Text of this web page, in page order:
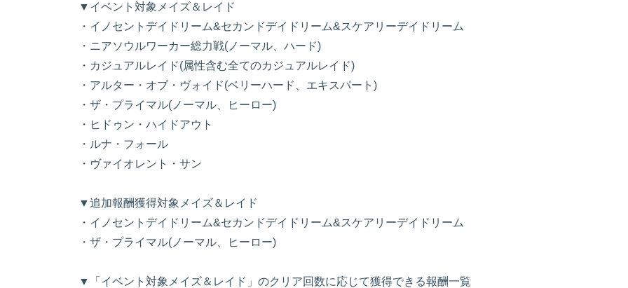
▼イベント対象メイズ＆レイド
・イノセントデイドリーム&セカンドデイドリーム&スケアリーデイドリーム
・ニアソウルワーカー総力戦(ノーマル、ハード)
・カジュアルレイド(属性含む全てのカジュアルレイド)
・アルター・オブ・ヴォイド(ベリーハード、エキスパート)
・ザ・プライマル(ノーマル、ヒーロー)
・ヒドゥン・ハイドアウト
・ルナ・フォール
・ヴァイオレント・サン
▼追加報酬獲得対象メイズ＆レイド
・イノセントデイドリーム&セカンドデイドリーム&スケアリーデイドリーム
・ザ・プライマル(ノーマル、ヒーロー)
▼「イベント対象メイズ＆レイド」のクリア回数に応じて獲得できる報酬一覧